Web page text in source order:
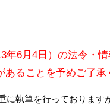
6月4日）の法令・情
ることを予めご了承
執筆を行っておりま